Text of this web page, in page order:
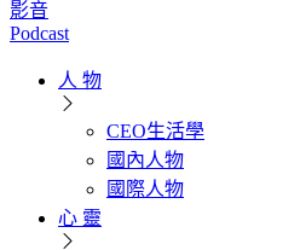
影音
Podcast
人 物
CEO生活學
國內人物
國際人物
心 靈